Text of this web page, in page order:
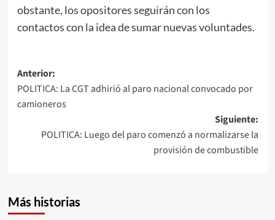
obstante, los opositores seguirán con los
contactos con la idea de sumar nuevas voluntades.
Navegación
de
Anterior:
POLITICA: La CGT adhirió al paro nacional convocado por
camioneros
Siguiente:
POLITICA: Luego del paro comenzó a normalizarse la
provisión de combustible
Más historias